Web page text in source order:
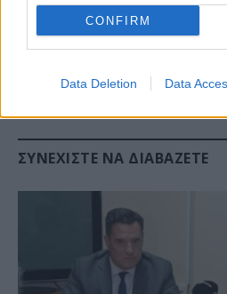
CONFIRM
Data Deletion Data
θα πρέπει να ενταχθεί στο
κοινοβούλιο της Ουκρανίας)
Ουκρανού ηγέτη», αναφέρει
ΣΥΝΕΧΊΣΤΕ ΝΑ ΔΙΑΒΆΖΕΤΕ